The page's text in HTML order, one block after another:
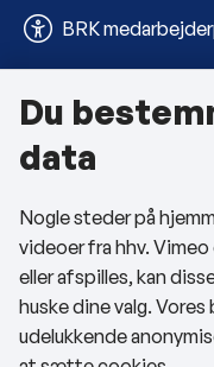
BRK
Om
Kontakt os
Telefon- og
Privatlivspolitik
Du
data
Nogle steder på
videoer fra hhv. Vimeo
eller afspilles, kan
huske dine valg.
udelukkende